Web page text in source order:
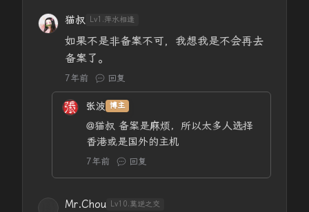
猫叔 Lv1.萍水相逢
如果不是非备案不可，我想我是不会再去
备案了。
7年前 回复
张波 博主
@猫叔 备案是麻烦，所以太多人选择
香港或是国外的主机
7年前 回复
Mr.Chou Lv10.莫逆之交